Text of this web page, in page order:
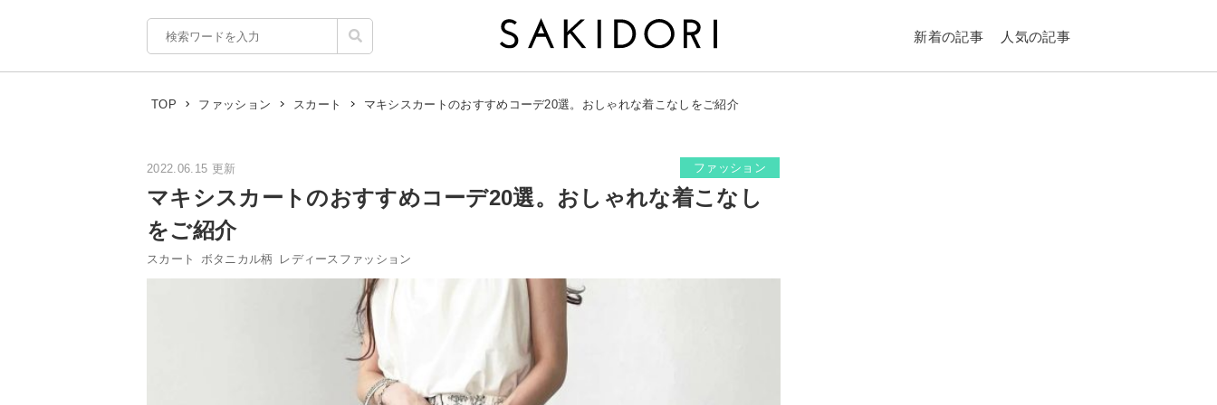
新着の記事 人気の記事
TOP ファッション スカート マキシスカートのおすすめコーデ20選。おしゃれな着こなしをご紹介
2022.06.15 更新 ファッション
マキシスカートのおすすめコーデ20選。おしゃれな着こなし
をご紹介
スカート ボタニカル柄 レディースファッション